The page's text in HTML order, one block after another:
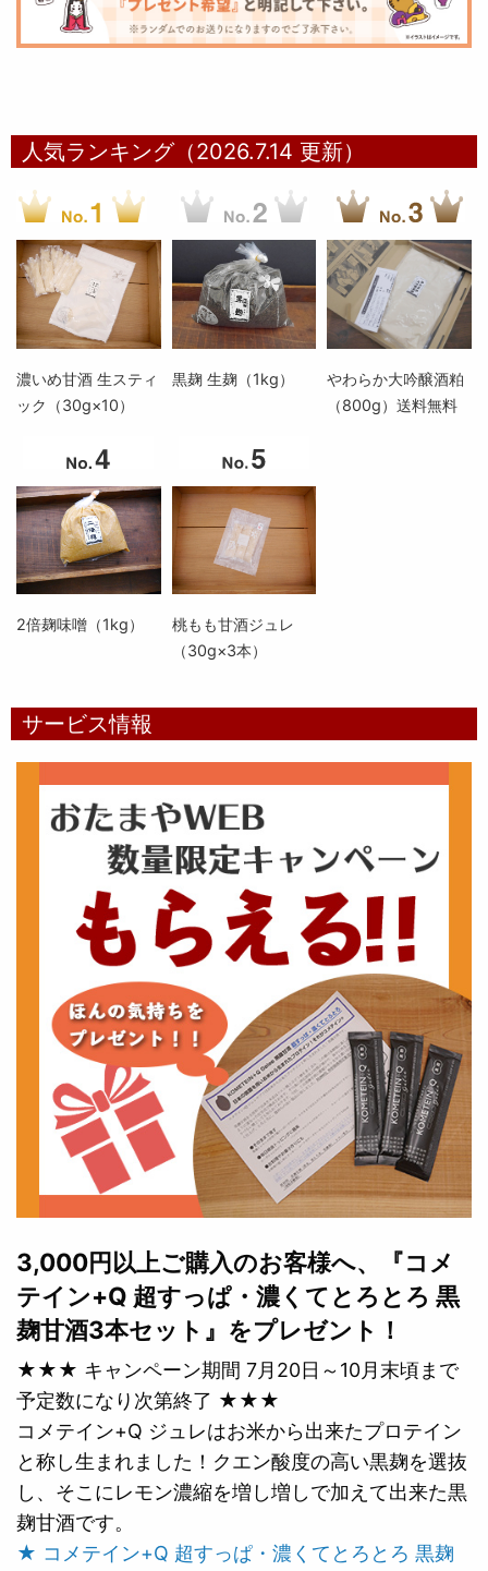
人気ランキング（2026.7.14 更新）
濃いめ甘酒 生スティ
ック（30g×10）
黒麹 生麹（1kg）
やわらか大吟醸酒粕
（800g）送料無料
2倍麹味噌（1kg）
桃もも甘酒ジュレ
（30g×3本）
サービス情報
3,000円以上ご購入のお客様へ、『コメ
テイン+Q 超すっぱ・濃くてとろとろ 黒
麹甘酒3本セット』をプレゼント！
★★★ キャンペーン期間 7月20日～10月末頃まで
予定数になり次第終了 ★★★
コメテイン+Q ジュレはお米から出来たプロテイン
と称し生まれました！クエン酸度の高い黒麹を選抜
し、そこにレモン濃縮を増し増しで加えて出来た黒
麹甘酒です。
★ コメテイン+Q 超すっぱ・濃くてとろとろ 黒麹